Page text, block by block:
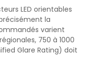
LED orientables
la
varient
750 à 1000
Glare Rating) doit